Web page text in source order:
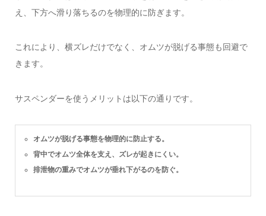
え、下方へ滑り落ちるのを物理的に防ぎます。
これにより、横ズレだけでなく、オムツが脱げる事態も回避で
きます。
サスペンダーを使うメリットは以下の通りです。
オムツが脱げる事態を物理的に防止する。
背中でオムツ全体を支え、ズレが起きにくい。
排泄物の重みでオムツが垂れ下がるのを防ぐ。